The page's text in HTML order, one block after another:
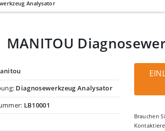
Analysator
MANITOU
Diagnosewerkzeug Analysator
LB10001
Brauchen